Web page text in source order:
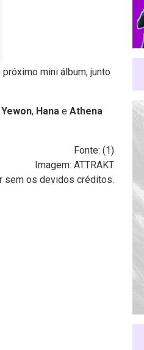
mini álbum, junto
Yewon, Hana e Athena
Fonte: (1)
Imagem: ATTRAKT
sem os devidos créditos.